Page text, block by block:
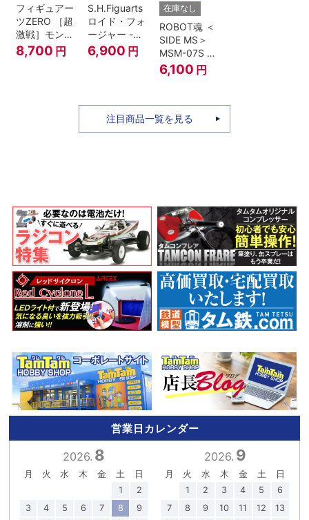
フィギュアー
ツZERO ［超
激戦］モンキ
ー・D・ルフ
ィ -ギア4 三
8,700 円
S.H.Figuarts
ロイド・フォ
ージャー -フ
ォージャー家
のちち-
『SPY×FAMILY』
6,900 円
在庫なし
ROBOT魂 ＜
SIDE MS＞
MSM-07S シ
ャア専用ズゴ
ック ver.
6,100 円
注目商品一覧を見る
営業日カレンダー
2026. 8
月 火 水 木 金 土
日
1
2
3
4 5 6 7 8
9
2026. 9
月 火 水 木 金 土
日
1
2 3 4 5
6
7
8 9 10 11 12
13